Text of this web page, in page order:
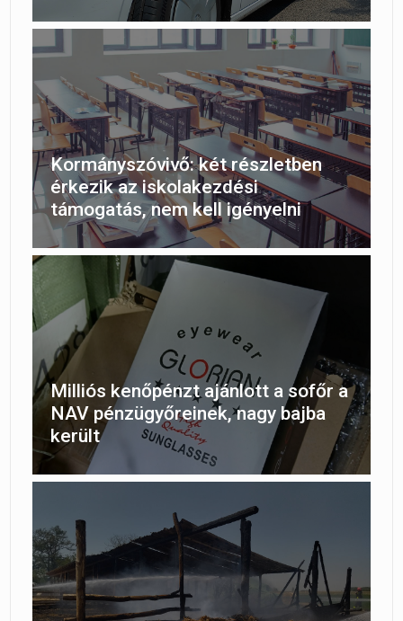
Kormányszóvivő: két részletben
érkezik az iskolakezdési
támogatás, nem kell igényelni
Milliós kenőpénzt ajánlott a sofőr a
NAV pénzügyőreinek, nagy bajba
került